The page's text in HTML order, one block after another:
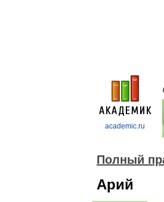
academic.ru
Полный
Арий